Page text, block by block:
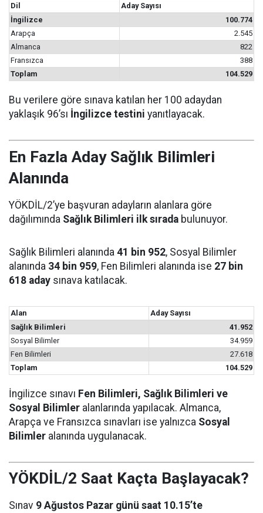
Dil
Aday Sayısı
İngilizce
100.774
Arapça
2.545
Almanca
822
Fransızca
388
Toplam
104.529
Bu verilere göre sınava katılan her 100 adaydan
yaklaşık 96’sı İngilizce testini yanıtlayacak.
En Fazla Aday Sağlık Bilimleri
Alanında
YÖKDİL/2’ye başvuran adayların alanlara göre
dağılımında Sağlık Bilimleri ilk sırada bulunuyor.
Sağlık Bilimleri alanında 41 bin 952, Sosyal Bilimler
alanında 34 bin 959, Fen Bilimleri alanında ise 27 bin
618 aday sınava katılacak.
Alan
Aday Sayısı
Sağlık Bilimleri
41.952
Sosyal Bilimler
34.959
Fen Bilimleri
27.618
Toplam
104.529
İngilizce sınavı Fen Bilimleri, Sağlık Bilimleri ve
Sosyal Bilimler alanlarında yapılacak. Almanca,
Arapça ve Fransızca sınavları ise yalnızca Sosyal
Bilimler alanında uygulanacak.
YÖKDİL/2 Saat Kaçta Başlayacak?
Sınav 9 Ağustos Pazar günü saat 10.15’te